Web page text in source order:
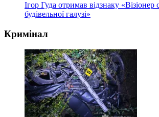
Ігор Гуда отримав відзнаку «Візіонер
будівельної галузі»
Кримінал